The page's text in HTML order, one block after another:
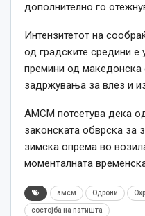
дополнително го
Интензитетот на
од градските средини е
премини од македонска
задржувања за влез и
АМСМ потсетува дека о
законската обврска за
зимска опрема во
моменталната
амсм Одрони
состојба на патишта